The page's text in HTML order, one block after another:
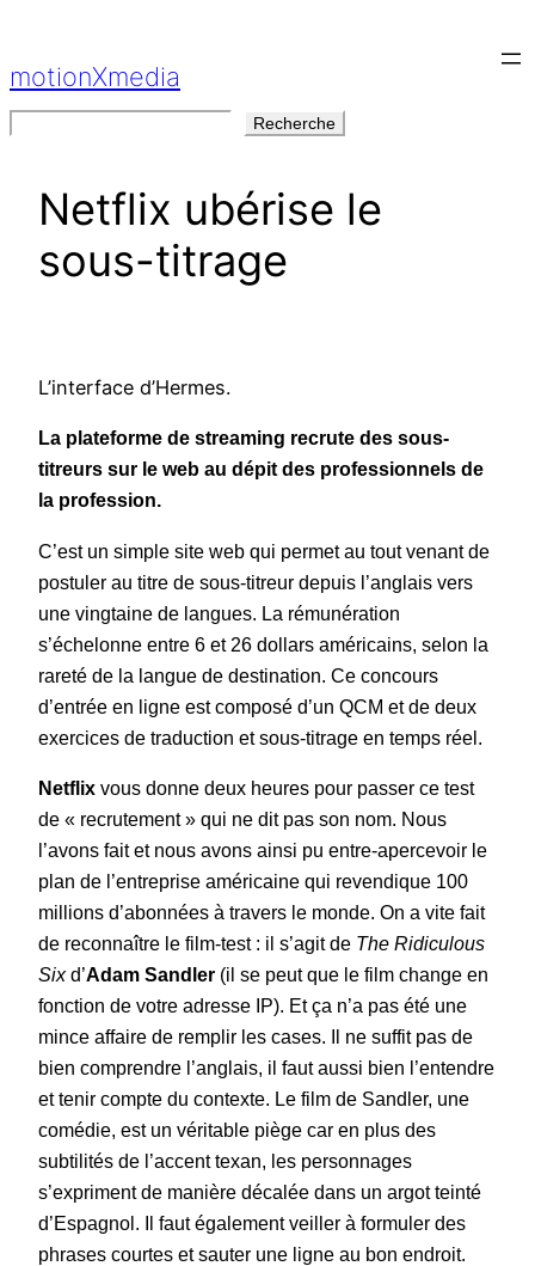
contenu
motionXmedia
Recherche
Netflix ubérise le
sous-titrage
L’interface d’Hermes.
La plateforme de streaming recrute des sous-
titreurs sur le web au dépit des professionnels de
la profession.
C’est un simple site web qui permet au tout venant de
postuler au titre de sous-titreur depuis l’anglais vers
une vingtaine de langues. La rémunération
s’échelonne entre 6 et 26 dollars américains, selon la
rareté de la langue de destination. Ce concours
d’entrée en ligne est composé d’un QCM et de deux
exercices de traduction et sous-titrage en temps réel.
Netflix vous donne deux heures pour passer ce test
de « recrutement » qui ne dit pas son nom. Nous
l’avons fait et nous avons ainsi pu entre-apercevoir le
plan de l’entreprise américaine qui revendique 100
millions d’abonnées à travers le monde. On a vite fait
de reconnaître le film-test : il s’agit de The Ridiculous
Sixd’Adam Sandler (il se peut que le film change en
fonction de votre adresse IP). Et ça n’a pas été une
mince affaire de remplir les cases. Il ne suffit pas de
bien comprendre l’anglais, il faut aussi bien l’entendre
et tenir compte du contexte. Le film de Sandler, une
comédie, est un véritable piège car en plus des
subtilités de l’accent texan, les personnages
s’expriment de manière décalée dans un argot teinté
d’Espagnol. Il faut également veiller à formuler des
phrases courtes et sauter une ligne au bon endroit.